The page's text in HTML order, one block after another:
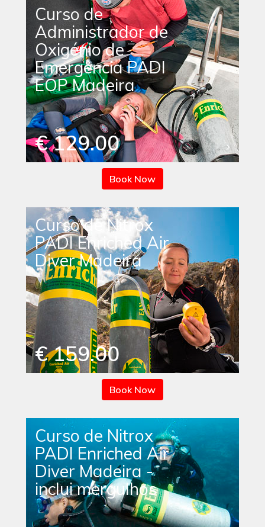
Curso de
Administrador de
Oxigénio de
Emergência PADI
EOP Madeira
€ 129.00
Book Now
Curso de Nitrox
PADI Enriched Air
Diver Madeira
€ 159.00
Book Now
Curso de Nitrox
PADI Enriched Air
Diver Madeira -
inclui mergulhos